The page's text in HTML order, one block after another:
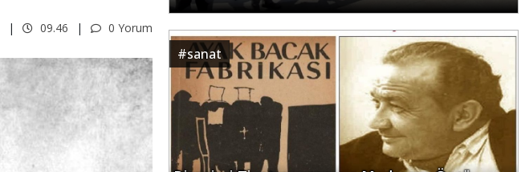
0 Yorum
09.46
#sanat